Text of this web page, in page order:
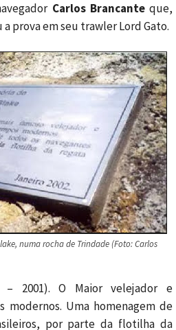
Carlos Brancanteque,
prova em seu trawler Lord Gato.
numa rocha de Trindade (Foto: Carlos
– 2001). O Maior velejador e
modernos. Uma homenagem de
por parte da flotilha da